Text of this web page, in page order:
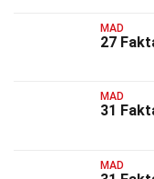
MAD
27
MAD
31
MAD